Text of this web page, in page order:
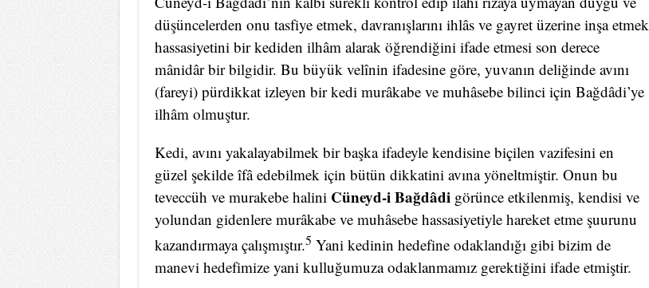
düşüncelerden onu tasfiye etmek, davranışlarını ihlâs ve gayret üzerine inşa etmek
hassasiyetini bir kediden ilhâm alarak öğrendiğini ifade etmesi son derece
mânidâr bir bilgidir. Bu büyük velînin ifadesine göre, yuvanın deliğinde avını
(fareyi) pürdikkat izleyen bir kedi murâkabe ve muhâsebe bilinci için Bağdâdi’ye
ilhâm olmuştur.
Kedi, avını yakalayabilmek bir başka ifadeyle kendisine biçilen vazifesini en
güzel şekilde îfâ edebilmek için bütün dikkatini avına yöneltmiştir. Onun bu
teveccüh ve murakebe halini Cüneyd-i Bağdâdi görünce etkilenmiş, kendisi ve
yolundan gidenlere murâkabe ve muhâsebe hassasiyetiyle hareket etme şuurunu
kazandırmaya çalışmıştır.5 Yani kedinin hedefine odaklandığı gibi bizim de
manevi hedefimize yani kulluğumuza odaklanmamız gerektiğini ifade etmiştir.